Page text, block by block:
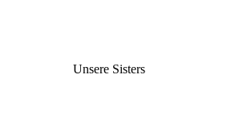
Unsere Sisters